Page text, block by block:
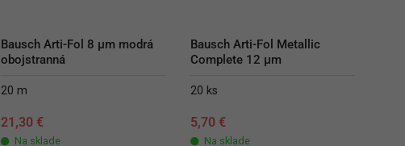
Bausch Arti-Fol 8 µm modrá
obojstranná
20 m
21,30 €
Na sklade
Bausch Arti-Fol Metallic
Complete 12 µm
20 ks
5,70 €
Na sklade